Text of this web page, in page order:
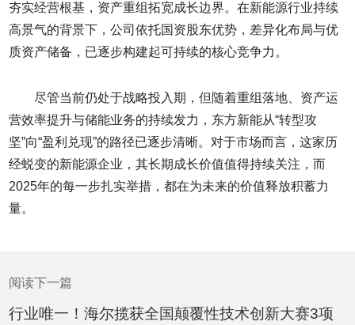
夯实经营根基，资产重组拓宽成长边界。在新能源行业持续
高景气的背景下，公司依托国资股东优势，差异化布局与优
质资产储备，已逐步构建起可持续的核心竞争力。
尽管当前仍处于战略投入期，但随着重组落地、资产运
营效率提升与储能业务的持续发力，东方新能从“转型攻
坚”向“盈利兑现”的路径已逐步清晰。对于市场而言，这家历
经蜕变的新能源企业，其长期成长价值值得持续关注，而
2025年的每一步扎实举措，都在为未来的价值释放积蓄力
量。
阅读下一篇
行业唯一！海尔揽获全国颠覆性技术创新大赛3项